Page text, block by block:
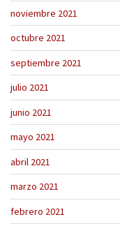
noviembre 2021
octubre 2021
septiembre 2021
julio 2021
junio 2021
mayo 2021
abril 2021
marzo 2021
febrero 2021